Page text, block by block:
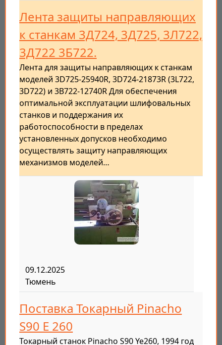
Лента защиты направляющих
к станкам 3Д724, 3Д725, 3Л722,
3Д722 3Б722.
Лента для защиты направляющих к станкам
моделей 3D725-25940R, 3D724-21873R (3L722,
3D722) и 3B722-12740R Для обеспечения
оптимальной эксплуатации шлифовальных
станков и поддержания их
работоспособности в пределах
установленных допусков необходимо
осуществлять защиту направляющих
механизмов моделей…
09.12.2025
Тюмень
Поставка Токарный Pinacho
S90 E 260
Токарный станок Pinacho S90 Ye260, 1994 год